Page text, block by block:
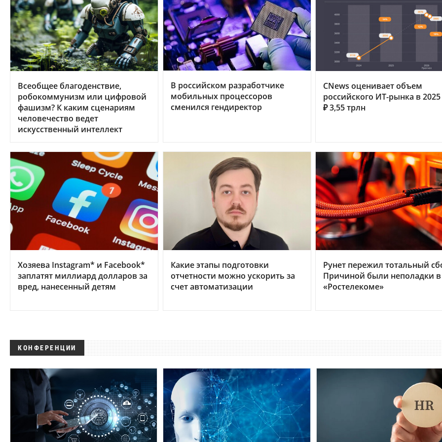
Всеобщее благоденствие,
робокоммунизм или цифровой
фашизм? К каким сценариям
человечество ведет
искусственный интеллект
В российском разработчике
мобильных процессоров
сменился гендиректор
CNews оценивает объем
российского ИТ-рынка в 2025
₽ 3,55 трлн
Хозяева Instagram* и Facebook*
заплатят миллиард долларов за
вред, нанесенный детям
Какие этапы подготовки
отчетности можно ускорить за
счет автоматизации
Рунет пережил тотальный
Причиной были неполадки в
«Ростелекоме»
КОНФЕРЕНЦИИ